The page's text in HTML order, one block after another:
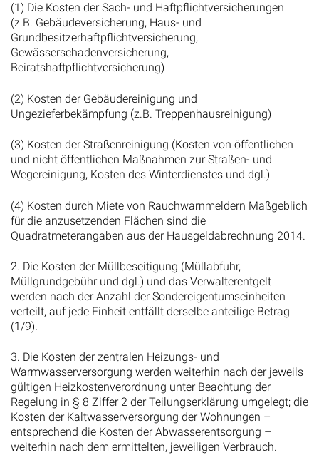
(1) Die Kosten der Sach- und Haftpflichtversicherungen
(z.B. Gebäudeversicherung, Haus- und
Grundbesitzerhaftpflichtversicherung,
Gewässerschadenversicherung,
Beiratshaftpflichtversicherung)
(2) Kosten der Gebäudereinigung und
Ungezieferbekämpfung (z.B. Treppenhausreinigung)
(3) Kosten der Straßenreinigung (Kosten von öffentlichen
und nicht öffentlichen Maßnahmen zur Straßen- und
Wegereinigung, Kosten des Winterdienstes und dgl.)
(4) Kosten durch Miete von Rauchwarnmeldern Maßgeblich
für die anzusetzenden Flächen sind die
Quadratmeterangaben aus der Hausgeldabrechnung 2014.
2. Die Kosten der Müllbeseitigung (Müllabfuhr,
Müllgrundgebühr und dgl.) und das Verwalterentgelt
werden nach der Anzahl der Sondereigentumseinheiten
verteilt, auf jede Einheit entfällt derselbe anteilige Betrag
(1/9).
3. Die Kosten der zentralen Heizungs- und
Warmwasserversorgung werden weiterhin nach der jeweils
gültigen Heizkostenverordnung unter Beachtung der
Regelung in § 8 Ziffer 2 der Teilungserklärung umgelegt; die
Kosten der Kaltwasserversorgung der Wohnungen –
entsprechend die Kosten der Abwasserentsorgung –
weiterhin nach dem ermittelten, jeweiligen Verbrauch.